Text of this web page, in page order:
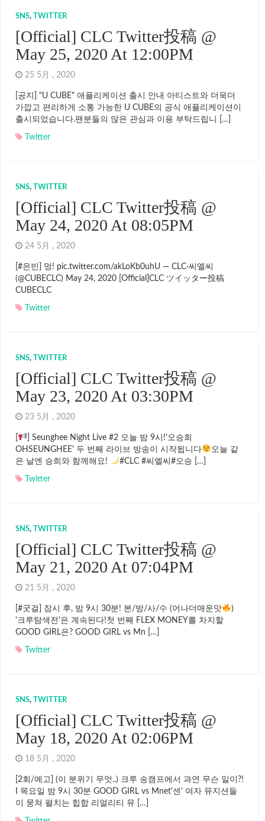
SNS, TWITTER
[Official] CLC Twitter投稿 @
May 25, 2020 At 12:00PM
25 5月 , 2020
[공지] "U CUBE" 애플리케이션 출시 안내 아티스트와 더욱더
가깝고 편리하게 소통 가능한 U CUBE의 공식 애플리케이션이
출시되었습니다.팬분들의 많은 관심과 이용 부탁드립니 […]
Twitter
SNS, TWITTER
[Official] CLC Twitter投稿 @
May 24, 2020 At 08:05PM
24 5月 , 2020
[#은빈] 멍! pic.twitter.com/akLoKb0uhU — CLC·씨엘씨
(@CUBECLC) May 24, 2020 [Official]CLC ツイッター投稿
CUBECLC
Twitter
SNS, TWITTER
[Official] CLC Twitter投稿 @
May 23, 2020 At 03:30PM
23 5月 , 2020
] Seunghee Night Live #2 오늘 밤 9시!'오승희
OHSEUNGHEE' 두 번째 라이브 방송이 시작됩니다
오늘 같
은 날엔 승희와 함께해요!
#CLC #씨엘씨#오승 […]
Twitter
SNS, TWITTER
[Official] CLC Twitter投稿 @
May 21, 2020 At 07:04PM
21 5月 , 2020
[#굿걸] 잠시 후, 밤 9시 30분! 본/방/사/수 (어나더매운맛
)
'크루탐색전'은 계속된다!첫 번째 FLEX MONEY를 차지할
GOOD GIRL은? GOOD GIRL vs Mn […]
Twitter
SNS, TWITTER
[Official] CLC Twitter投稿 @
May 18, 2020 At 02:06PM
18 5月 , 2020
[2회/예고] (이 분위기 무엇..) 크루 송캠프에서 과연 무슨 일이?!
I 목요일 밤 9시 30분 GOOD GIRL vs Mnet'센' 여자 뮤지션들
이 뭉쳐 펼치는 힙합 리얼리티 뮤 […]